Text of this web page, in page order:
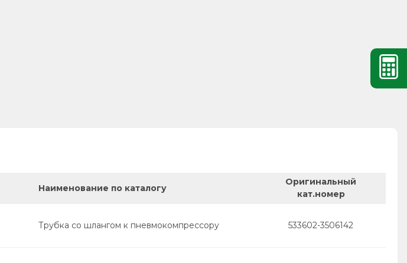
Наименование по каталогу
Оригинальный
кат.номер
Трубка со шлангом к пневмокомпрессору 533602-3506142